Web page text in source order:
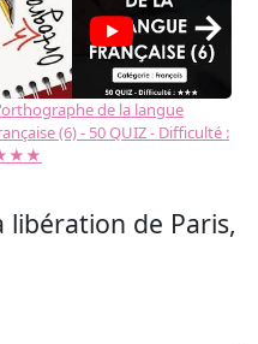
de la langue
(6) - 50 QUIZ - Difficulté :
→
de Paris,